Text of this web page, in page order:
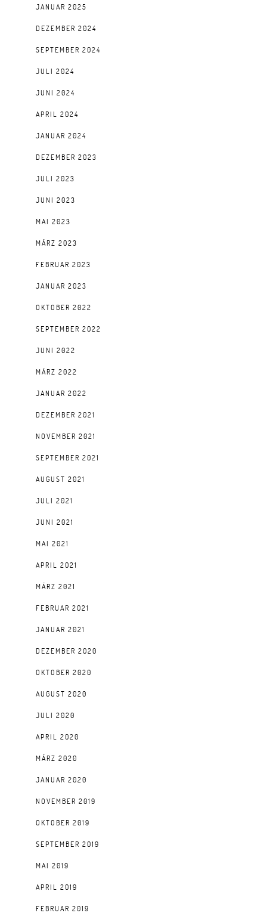
JANUAR 2025
DEZEMBER 2024
SEPTEMBER 2024
JULI 2024
JUNI 2024
APRIL 2024
JANUAR 2024
DEZEMBER 2023
JULI 2023
JUNI 2023
MAI 2023
MÄRZ 2023
FEBRUAR 2023
JANUAR 2023
OKTOBER 2022
SEPTEMBER 2022
JUNI 2022
MÄRZ 2022
JANUAR 2022
DEZEMBER 2021
NOVEMBER 2021
SEPTEMBER 2021
AUGUST 2021
JULI 2021
JUNI 2021
MAI 2021
APRIL 2021
MÄRZ 2021
FEBRUAR 2021
JANUAR 2021
DEZEMBER 2020
OKTOBER 2020
AUGUST 2020
JULI 2020
APRIL 2020
MÄRZ 2020
JANUAR 2020
NOVEMBER 2019
OKTOBER 2019
SEPTEMBER 2019
MAI 2019
APRIL 2019
FEBRUAR 2019